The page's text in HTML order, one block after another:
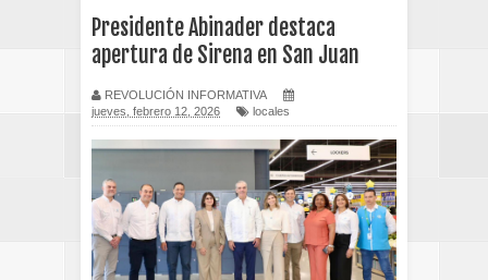
Presidente Abinader destaca
apertura de Sirena en San Juan
REVOLUCIÓN INFORMATIVA
jueves, febrero 12, 2026
locales